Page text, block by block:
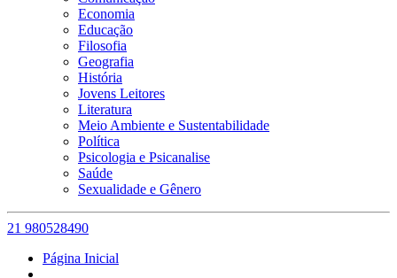
Economia
Educação
Filosofia
Geografia
História
Jovens Leitores
Literatura
Meio Ambiente e Sustentabilidade
Política
Psicologia e Psicanalise
Saúde
Sexualidade e Gênero
21 980528490
Página Inicial